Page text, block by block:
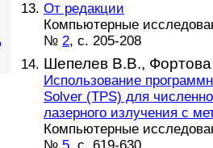
От редакции
Компьютерные
№ 2, с. 205-208
Шепелев В.В.,
Использование
Solver (TPS) для
лазерного излучения с
Компьютерные